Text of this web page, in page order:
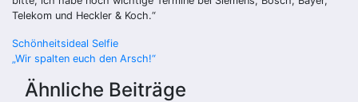
Telekom und Heckler & Koch.“
Beitragsnavigation
Schönheitsideal Selfie
„Wir spalten euch den Arsch!“
Ähnliche Beiträge